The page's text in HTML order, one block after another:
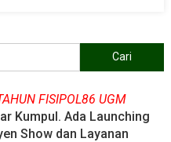
untuk:
FISIPOL86 UGM
Kumpul. Ada Launching
Show dan Layanan